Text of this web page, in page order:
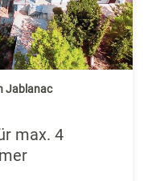
Jablanac
max. 4